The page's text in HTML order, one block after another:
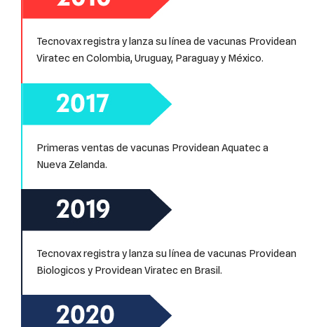
Tecnovax registra y lanza su línea de vacunas Providean
Viratec en Colombia, Uruguay, Paraguay y México.
Primeras ventas de vacunas Providean Aquatec a
Nueva Zelanda.
Tecnovax registra y lanza su línea de vacunas Providean
Biologicos y Providean Viratec en Brasil.